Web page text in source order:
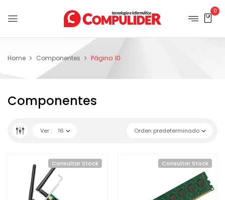
0
Home Componentes Página 10
Componentes
Orden predeterminado
Ver : 16
Consultar Stock Consultar Stock